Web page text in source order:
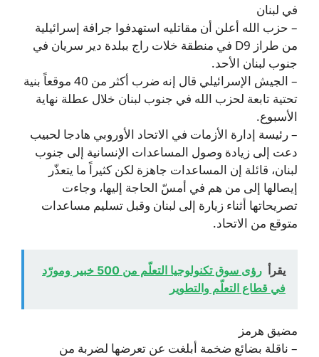
في لبنان
– حزب الله أعلن أن مقاتليه استهدفوا جرافة إسرائيلية
من طراز D9 في منطقة خلات راج ببلدة دير سريان في
جنوب لبنان الأحد.
– الجيش الإسرائيلي قال إنه ضرب أكثر من 40 موقعاً بنية
تحتية تابعة لحزب الله في جنوب لبنان خلال عطلة نهاية
الأسبوع.
– رئيسة إدارة الأزمات في الاتحاد الأوروبي هادجا لحبيب
دعت إلى زيادة وصول المساعدات الإنسانية إلى جنوب
لبنان، قائلة إن المساعدات جاهزة لكن كثيراً ما يتعذّر
إيصالها إلى من هم في أمسّ الحاجة إليها، وجاءت
تصريحاتها أثناء زيارة إلى لبنان وقبل تسليم مساعدات
متوقع من الاتحاد.
يقرأ
رؤى سوق تكنولوجيا التعلّم من 500 خبير ومورّد
في قطاع التعلّم والتطوير
مضيق هرمز
– ناقلة بضائع ضخمة أبلغت عن تعرضها لضربة من